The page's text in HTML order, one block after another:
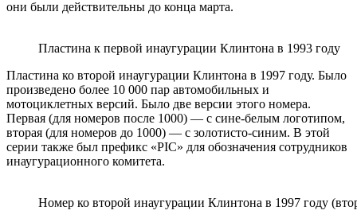
они были действительны до конца марта.
Пластина к первой инаугурации Клинтона в 1993 году
Пластина ко второй инаугурации Клинтона в 1997 году. Было
произведено более 10 000 пар автомобильных и
мотоциклетных версий. Было две версии этого номера.
Первая (для номеров после 1000) — с сине-белым логотипом,
вторая (для номеров до 1000) — с золотисто-синим. В этой
серии также был префикс «PIC» для обозначения сотрудников
инаугурационного комитета.
Номер ко второй инаугурации Клинтона в 1997 году